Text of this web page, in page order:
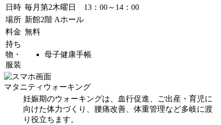
日時 毎月第2木曜日 13：00～14：00
場所 新館2階 Aホール
料金 無料
持ち
物・
服装
母子健康手帳
マタニティウォーキング
妊娠期のウォーキングは、血行促進、ご出産・育児に
向けた体力づくり、腰痛改善、体重管理など多岐に渡
り役立ちます。